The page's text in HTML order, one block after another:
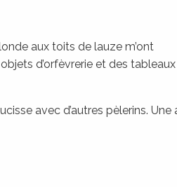
aux toits de lauze m’ont
d’orfèvrerie et des tableaux
avec d’autres pèlerins. Une